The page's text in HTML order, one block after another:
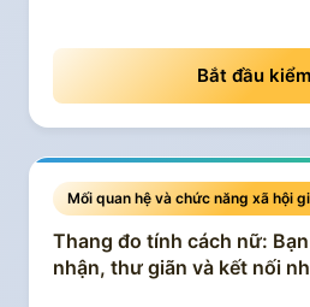
Bắt đầu
Mối quan hệ và chức năng xã hội
Thang đo tính cách nữ:
nhận, thư giãn và kết nối